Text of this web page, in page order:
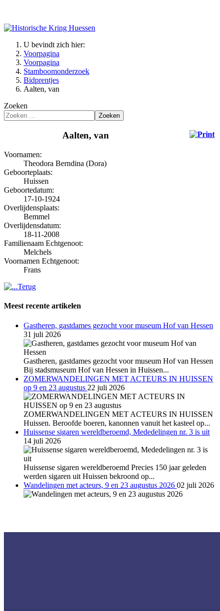
U bevindt zich hier:
Voorpagina
Voorpagina
Stamboomonderzoek
Bidprentjes
Aalten, van
Zoeken
Zoeken
Aalten, van
Voornamen:
Theodora Berndina (Dora)
Geboorteplaats:
Huissen
Geboortedatum:
17-10-1924
Overlijdensplaats:
Bemmel
Overlijdensdatum:
18-11-2008
Familienaam Echtgenoot:
Melchels
Voornamen Echtgenoot:
Frans
Meest recente artikelen
Gastheren, gastdames gezocht voor museum Hof van Hessen
31 juli 2026
Gastheren, gastdames gezocht voor museum Hof van Hessen
Bij stadsmuseum Hof van Hessen in Huissen...
ZOMERWANDELINGEN MET ACTEURS IN HUISSEN
op 9 en 23 augustus 22 juli 2026
ZOMERWANDELINGEN MET ACTEURS IN HUISSEN
Huissen. Beroofde boeren, kanonnen vanuit het kasteel op...
Huissense sigaren wereldberoemd, Mededelingen nr. 3 is uit
14 juli 2026
Huissense sigaren wereldberoemd Precies 150 jaar geleden
werden sigaren uit Huissen bekroond op...
Wandelingen met acteurs, 9 en 23 augustus 2026 02 juli 2026